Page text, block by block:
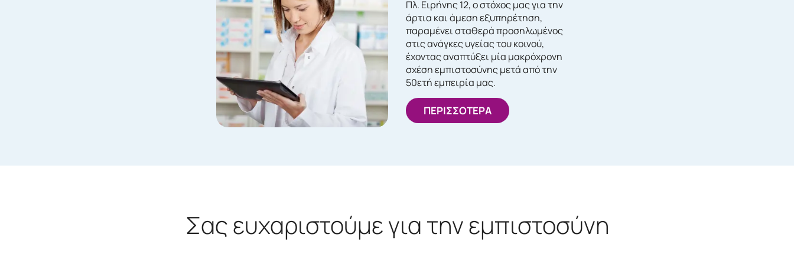
Πλ. Ειρήνης 12, ο στόχος μας για την
άρτια και άμεση εξυπηρέτηση,
παραμένει σταθερά προσηλωμένος
στις ανάγκες υγείας του κοινού,
έχοντας αναπτύξει μία μακρόχρονη
σχέση εμπιστοσύνης μετά από την
50ετή εμπειρία μας.
ΠΕΡΙΣΣΟΤΕΡΑ
Σας ευχαριστούμε για την εμπιστοσύνη